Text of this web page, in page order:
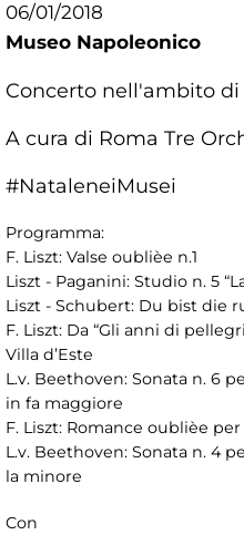
06/01/2018
Museo Napoleonico
Concerto nell'ambito
A cura di Roma Tre
#NataleneiMusei
Programma:
F. Liszt: Valse oublièe n.1
Liszt - Paganini: Studio n. 5
Liszt - Schubert: Du bist die
F. Liszt: Da “Gli anni di
Villa d’Este
L.v. Beethoven: Sonata n. 6
in fa maggiore
F. Liszt: Romance oublièe
L.v. Beethoven: Sonata n. 4
la minore
Con